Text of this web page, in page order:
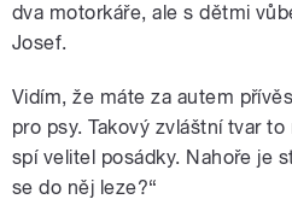
dva motorkáře, ale s dětmi
Josef.
Vidím, že máte za autem
pro psy. Takový zvláštní tvar
spí velitel posádky. Nahoře je
se do něj leze?“